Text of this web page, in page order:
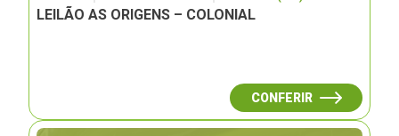
LEILÃO AS ORIGENS – COLONIAL
CONFERIR